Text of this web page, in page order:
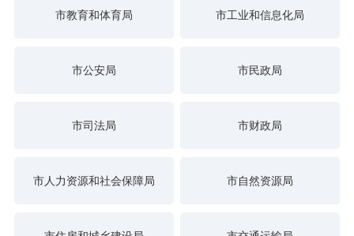
市教育和体育局 市工业和信息化局
市公安局 市民政局
市司法局 市财政局
市人力资源和社会保障局 市自然资源局